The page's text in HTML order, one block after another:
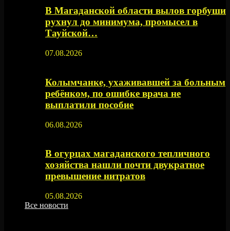
В Магаданской области вылов горбуши
рухнул до минимума, промысел в
Тауйской…
07.08.2026
Колымчанке, ухаживавшей за больным
ребёнком, по ошибке врача не
выплатили пособие
06.08.2026
В огурцах магаданского тепличного
хозяйства нашли почти двукратное
превышение нитратов
05.08.2026
Все новости